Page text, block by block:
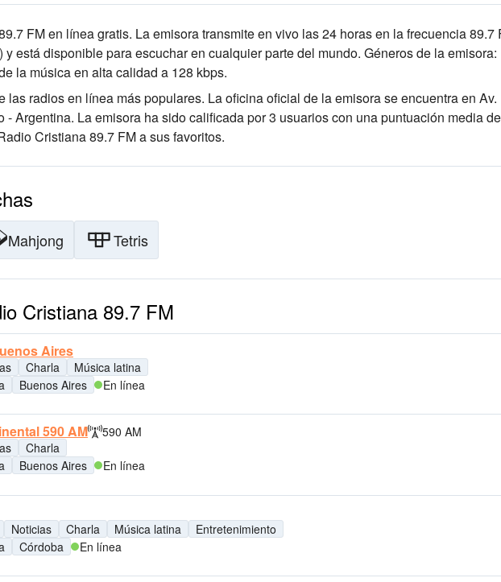
FM en línea gratis. La emisora transmite en vivo las 24 horasen la frecuencia 89.7
y está disponible para escuchar en cualquier parte del mundo. Géneros de la emisora:
la músicaen alta calidad a 128 kbps.
las radios en línea más populares. La oficina oficial de la emisora se encuentra en Av.
- Argentina. La emisora ha sido calificada por 3 usuarios con una puntuación media
Cristiana 89.7 FM a sus favoritos.
Mahjong Tetris
Cristiana 89.7 FM
Aires
Charla
Música latina
Buenos Aires En línea
590 AM
590 AM
Charla
Buenos Aires En línea
Noticias Charla Música latina
Entretenimiento
Córdoba En línea